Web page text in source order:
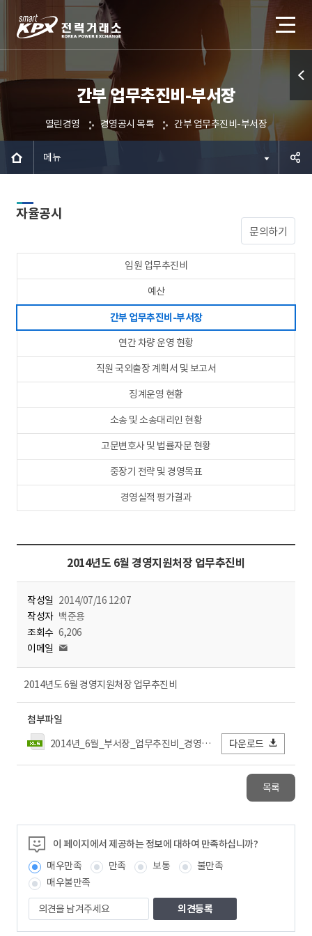
간부 업무추진비-부서장
열린경영 경영공시 목록 간부 업무추진비-부서장
메뉴
기
문의하기
자율공시
임원 업무추진비
예산
간부 업무추진비-부서장
연간 차량 운영 현황
직원 국외출장 계획서 및 보고서
징계운영 현황
소송 및 소송대리인 현황
고문변호사 및 법률자문 현황
중장기 전략 및 경영목표
경영실적 평가결과
2014년도 6월 경영지원처장 업무추진비
작성일 2014/07/16 12:07
작성자 백준용
조회수 6,206
이메일
2014년도 6월 경영지원처장 업무추진비
첨부파일
2014년_6월_부서장_업무추진비_경영지원처장.xls
다운로드
목록
이 페이지에서 제공하는 정보에 대하여 만족하십니까?
매우만족
만족 보통
불만족
매우불만족
의
견
을